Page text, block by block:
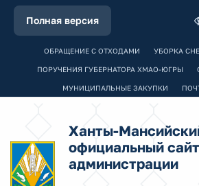
Полная версия
ОБРАЩЕНИЕ С ОТХОДАМИ УБОРКА
ПОРУЧЕНИЯ ГУБЕРНАТОРА ХМАО-ЮГРЫ
МУНИЦИПАЛЬНЫЕ ЗАКУПКИ
Ханты-
официальный сайт
администрации